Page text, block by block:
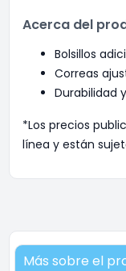
Acerca del
Bolsillos
Correas
Durabilidad
*Los precios
línea y están
Más sobre el